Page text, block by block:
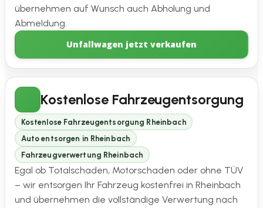
übernehmen auf Wunsch auch Abholung und
Abmeldung.
Unfallwagen jetzt verkaufen
Kostenlose Fahrzeugentsorgung
Kostenlose Fahrzeugentsorgung Rheinbach
Auto entsorgen in Rheinbach
Fahrzeugverwertung Rheinbach
Egal ob Totalschaden, Motorschaden oder ohne TÜV
– wir entsorgen Ihr Fahrzeug kostenfrei in Rheinbach
und übernehmen die vollständige Verwertung nach